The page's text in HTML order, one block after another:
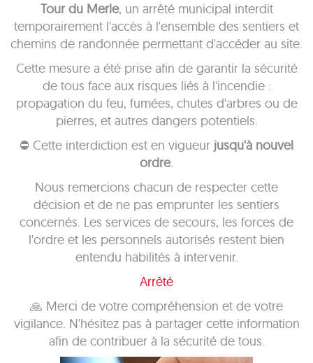
Tour du Merle, un arrêté municipal interdit
temporairement l'accès à l'ensemble des sentiers et
chemins de randonnée permettant d'accéder au site.
Cette mesure a été prise afin de garantir la sécurité
de tous face aux risques liés à l'incendie :
propagation du feu, fumées, chutes d'arbres ou de
pierres, et autres dangers potentiels.
⛔ Cette interdiction est en vigueur jusqu'à nouvel
ordre.
Nous remercions chacun de respecter cette
décision et de ne pas emprunter les sentiers
concernés. Les services de secours, les forces de
l'ordre et les personnels autorisés restent bien
entendu habilités à intervenir.
Arrêté
🙏 Merci de votre compréhension et de votre
vigilance. N'hésitez pas à partager cette information
afin de contribuer à la sécurité de tous.